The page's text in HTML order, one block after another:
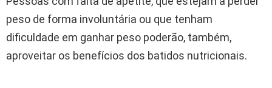
peso de forma involuntária ou que tenham
dificuldade em ganhar peso poderão, também,
aproveitar os benefícios dos batidos nutricionais.